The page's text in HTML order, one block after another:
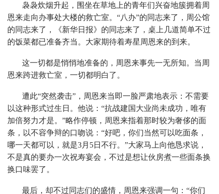
袅袅炊烟升起，围坐在草地上的青年们兴奋地簇拥着周
恩来走向办事处大楼的救亡室。“八办”的同志来了，周公馆
的同志来了，《新华日报》的同志来了，桌上几道简单不过
的饭菜都已准备齐当。大家期待着寿星周恩来的到来。
这一切都是悄悄地准备的，周恩来事先一无所知。当周
恩来跨进救亡室，一切都明白了。
遭此“突然袭击”，周恩来当即一脸严肃地表示：不需要
以这种形式过生日。他说：“抗战建国大业尚未成功，唯有
加倍努力才是。”略作停顿，周恩来指着那时较为奢侈的面
条，以不容争辩的口吻说：“好吧，你们当然可以吃面条，
哪一天都可以，就是3月5日不行。”大家马上向他恳求说，
不是真的要办一次祝寿宴会，不过是想让伙房煮一些面条换
换口味罢了。
最后，却不过同志们的盛情，周恩来强调一句：“你们